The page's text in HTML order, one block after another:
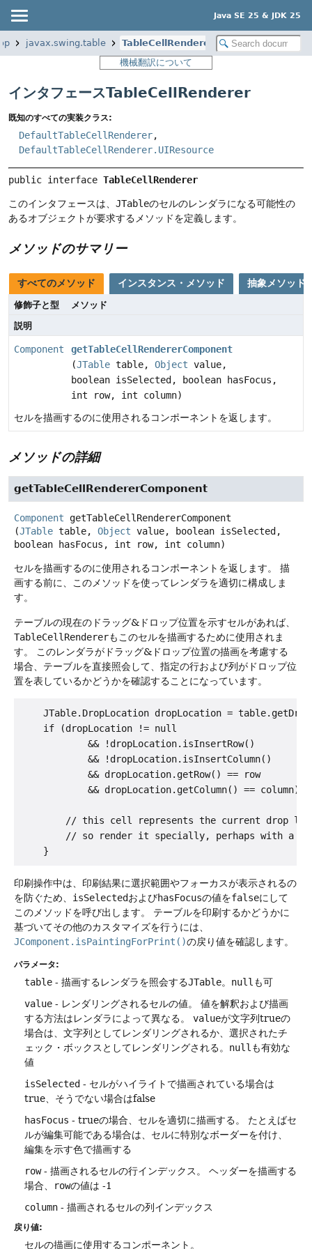
Java SE 25 & JDK 25
javax.swing.table
TableCellRenderer
機械翻訳について
インタフェースTableCellRenderer
既知のすべての実装クラス:
DefaultTableCellRenderer,
DefaultTableCellRenderer.UIResource
public interface TableCellRenderer
このインタフェースは、 JTableのセルのレンダラになる可能性の
あるオブジェクトが要求するメソッドを定義します。
メソッドのサマリー
すべてのメソッド インスタンス・メソッド 抽象メソッド
修飾子と型
メソッド
説明
Component
getTableCellRendererComponent
(JTable table, Object value,
boolean isSelected, boolean hasFocus,
int row, int column)
セルを描画するのに使用されるコンポーネントを返します。
メソッドの詳細
getTableCellRendererComponent
Component
getTableCellRendererComponent
(JTable table, Object value, boolean isSelected,
boolean hasFocus, int row, int column)
セルを描画するのに使用されるコンポーネントを返します。
描
画する前に、このメソッドを使ってレンダラを適切に構成しま
す。
テーブルの現在のドラッグ&ドロップ位置を示すセルがあれば、
TableCellRendererもこのセルを描画するために使用されま
す。
このレンダラがドラッグ&ドロップ位置の描画を考慮する
場合、テーブルを直接照会して、指定の行および列がドロップ位
置を表しているかどうかを確認することになっています。
JTable.DropLocation dropLocation =
    if (dropLocation != null
            && !dropLocation.isInsertRow()
            && !dropLocation.isInsertColumn()
            && dropLocation.getRow() == row
            && dropLocation.getColumn() == column) {
// this cell represents the current drop
// so render it specially, perhaps with a
印刷操作中は、印刷結果に選択範囲やフォーカスが表示されるの
を防ぐため、 isSelectedおよびhasFocusの値をfalseにして
このメソッドを呼び出します。
テーブルを印刷するかどうかに
基づいてその他のカスタマイズを行うには、
JComponent.isPaintingForPrint()の戻り値を確認します。
パラメータ:
table - 描画するレンダラを照会するJTable。 null も可
value - レンダリングされるセルの値。
値を解釈および描画
する方法はレンダラによって異なる。
valueが文字列trueの
場合は、文字列としてレンダリングされるか、選択されたチ
ェック・ボックスとしてレンダリングされる。 null も有効な
値
isSelected - セルがハイライトで描画されている場合は
true、そうでない場合はfalse
hasFocus - trueの場合、セルを適切に描画する。
たとえばセ
ルが編集可能である場合は、セルに特別なボーダーを付け、
編集を示す色で描画する
row- 描画されるセルの行インデックス。
ヘッダーを描画する
場合、
rowの値は -1
column - 描画されるセルの列インデックス
戻り値:
セルの描画に使用するコンポーネント。